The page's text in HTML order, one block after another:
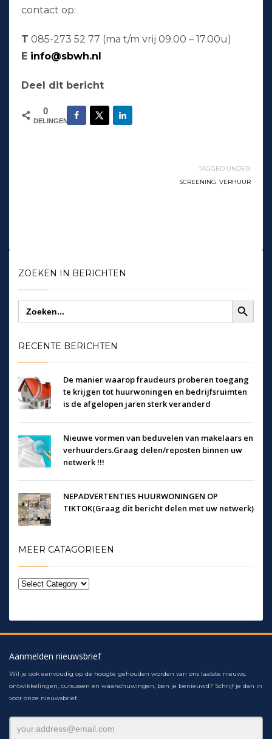
contact op:
T 085-273 52 77 (ma t/m vrij 09.00 – 17.00u)
E info@sbwh.nl
Deel dit bericht
0
DELINGEN
TAGGED UNDER:
SCREENING, VERHUUR
ZOEKEN IN BERICHTEN
Zoek
naar:
Zoekknop
RECENTE BERICHTEN
De manier waarop fraudeurs proberen toegang
te krijgen tot huurwoningen en bedrijfsruimten
is de afgelopen jaren sterk veranderd
Nieuwe vormen van beduvelen van makelaars en
verhuurders.Graag delen/reposten binnen uw
netwerk !!!
NEPADVERTENTIES HUURWONINGEN OP
TIKTOK(Graag dit bericht delen met uw netwerk)
MEER CATAGORIEEN
Aanmelden nieuwsbrief
Wil je ook eenvoudig op de hoogte gehouden worden van ons laatste nieuws,
ontwikkelingen, cursussen en waarschuwingen, ben je benieuwd? Schrijf je dan in
voor onze nieuwsbrief.